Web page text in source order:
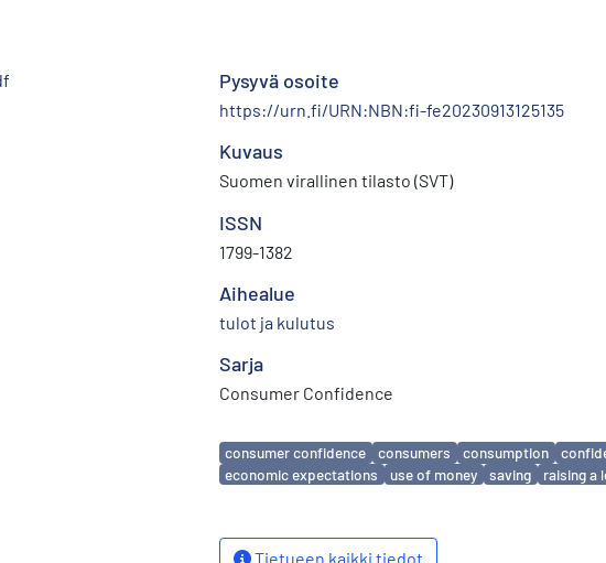
Pysyvä osoite
https://urn.fi/URN:NBN:fi-fe20230913125135
Kuvaus
Suomen virallinen tilasto (SVT)
ISSN
1799-1382
Aihealue
tulot ja kulutus
Sarja
Consumer Confidence
Avainsanat
consumer confidence consumers consumption
economic expectations
use of money saving raising a
Tietueen kaikki tiedot